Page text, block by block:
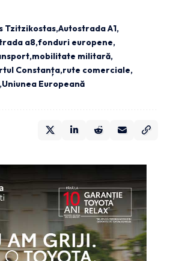
Tzitzikostas Autostrada A1
a8 fonduri europene
mobilitate militară
Constanța rute comerciale
Uniunea Europeană